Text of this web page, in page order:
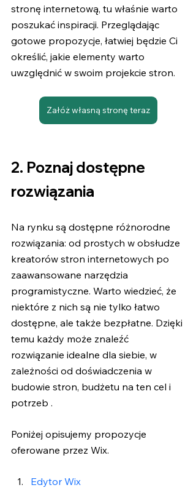
stronę internetową, tu właśnie warto
poszukać inspiracji. Przeglądając
gotowe propozycje, łatwiej będzie Ci
określić, jakie elementy warto
uwzględnić w swoim projekcie stron.
Załóż własną stronę teraz
2. Poznaj dostępne
rozwiązania
Na rynku są dostępne różnorodne
rozwiązania: od prostych w obsłudze
kreatorów stron internetowych po
zaawansowane narzędzia
programistyczne. Warto wiedzieć, że
niektóre z nich są nie tylko łatwo
dostępne, ale także bezpłatne. Dzięki
temu każdy może znaleźć
rozwiązanie idealne dla siebie, w
zależności od doświadczenia w
budowie stron, budżetu na ten cel i
potrzeb .
Poniżej opisujemy propozycje
oferowane przez Wix.
Edytor Wix